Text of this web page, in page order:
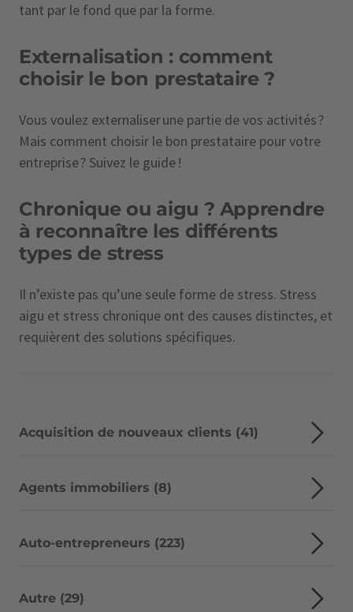
tant par le fond que par la forme.
Externalisation : comment
choisir le bon prestataire ?
Vous voulez externaliser une partie de vos activités ?
Mais comment choisir le bon prestataire pour votre
entreprise ? Suivez le guide !
Chronique ou aigu ? Apprendre
à reconnaître les différents
types de stress
Il n’existe pas qu’une seule forme de stress. Stress
aigu et stress chronique ont des causes distinctes, et
requièrent des solutions spécifiques.
Acquisition de nouveaux clients (41)
Agents immobiliers (8)
Auto-entrepreneurs (223)
Autre (29)